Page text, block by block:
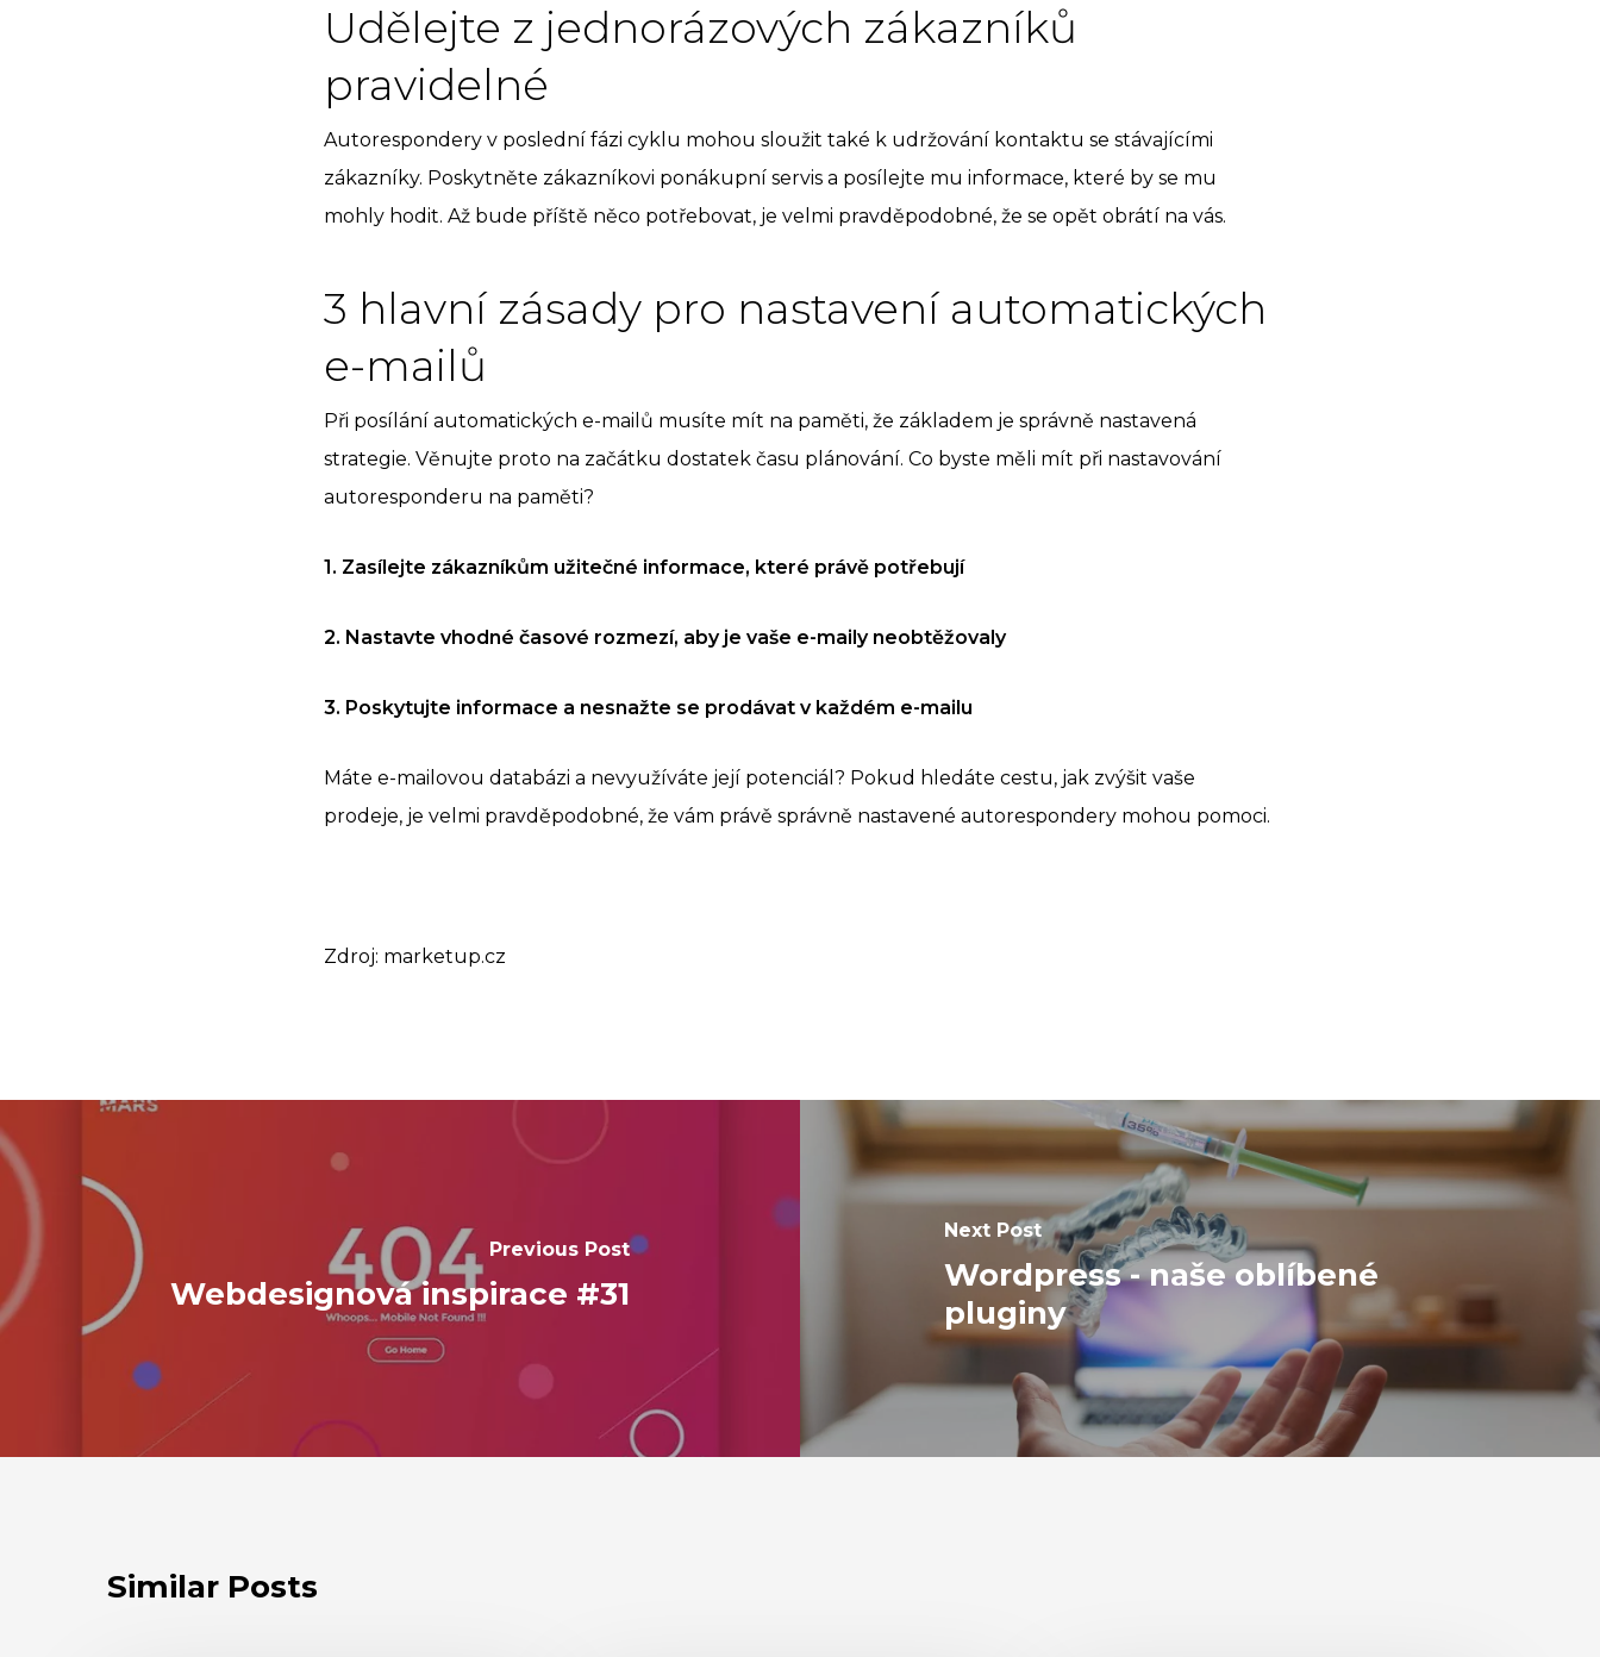
Udělejte z jednorázových zákazníků
pravidelné
Autorespondery v poslední fázi cyklu mohou sloužit také k udržování kontaktu se stávajícími
zákazníky. Poskytněte zákazníkovi ponákupní servis a posílejte mu informace, které by se mu
mohly hodit. Až bude příště něco potřebovat, je velmi pravděpodobné, že se opět obrátí na vás.
3 hlavní zásady pro nastavení automatických
e-mailů
Při posílání automatických e-mailů musíte mít na paměti, že základem je správně nastavená
strategie. Věnujte proto na začátku dostatek času plánování. Co byste měli mít při nastavování
autoresponderu na paměti?
1. Zasílejte zákazníkům užitečné informace, které právě potřebují
2. Nastavte vhodné časové rozmezí, aby je vaše e-maily neobtěžovaly
3. Poskytujte informace a nesnažte se prodávat v každém e-mailu
Máte e-mailovou databázi a nevyužíváte její potenciál? Pokud hledáte cestu, jak zvýšit vaše
prodeje, je velmi pravděpodobné, že vám právě správně nastavené autorespondery mohou pomoci.
Zdroj: marketup.cz
Previous Post
Webdesignová inspirace #31
Next Post
Wordpress - naše oblíbené
pluginy
Similar Posts